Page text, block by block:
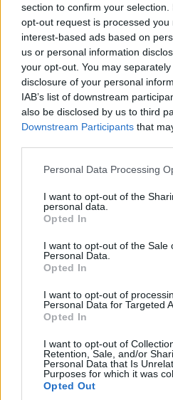
section to confirm your
opt-out request is processed you
interest-based ads based on
us or personal information
your opt-out. You may
disclosure of your personal
IAB’s list of downstream
also be disclosed by us to third
Downstream Participants that
Please note that this website/
not limited to your visit or usage
grant or deny consent to Google
use your data for below
consent section.
Personal Data Processing
I want to opt-out of the
personal data.
Opted In
I want to opt-out of the Sale
Personal Data.
Opted In
I want to opt-out of
Personal Data for Targeted
Opted In
I want to opt-out of
Retention, Sale, and/or
Personal Data that Is
Purposes for which it was
Opted Out
Démon szállja
gyerekeket a
horrorkönyvben
Jasinka Ádám|2024 július 27. 18:00
Philip Fracassi
horrorja, a Fiúk a
legnyomasztóbb
A 19. század végén járunk,
sorsú, magára hagyott vagy
szigorú napirend és még
mentén élik az életüket.
napjaikat, és ebben a
kihágásnak sincs helye,
is büntetéssel járnak.